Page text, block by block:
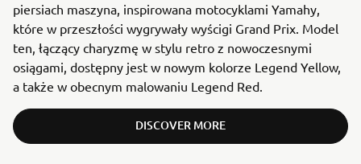
piersiach maszyna, inspirowana motocyklami Yamahy,
które w przeszłości wygrywały wyścigi Grand Prix. Model
ten, łączący charyzmę w stylu retro z nowoczesnymi
osiągami, dostępny jest w nowym kolorze Legend Yellow,
a także w obecnym malowaniu Legend Red.
DISCOVER MORE